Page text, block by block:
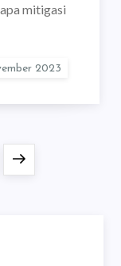
mitigasi
Next